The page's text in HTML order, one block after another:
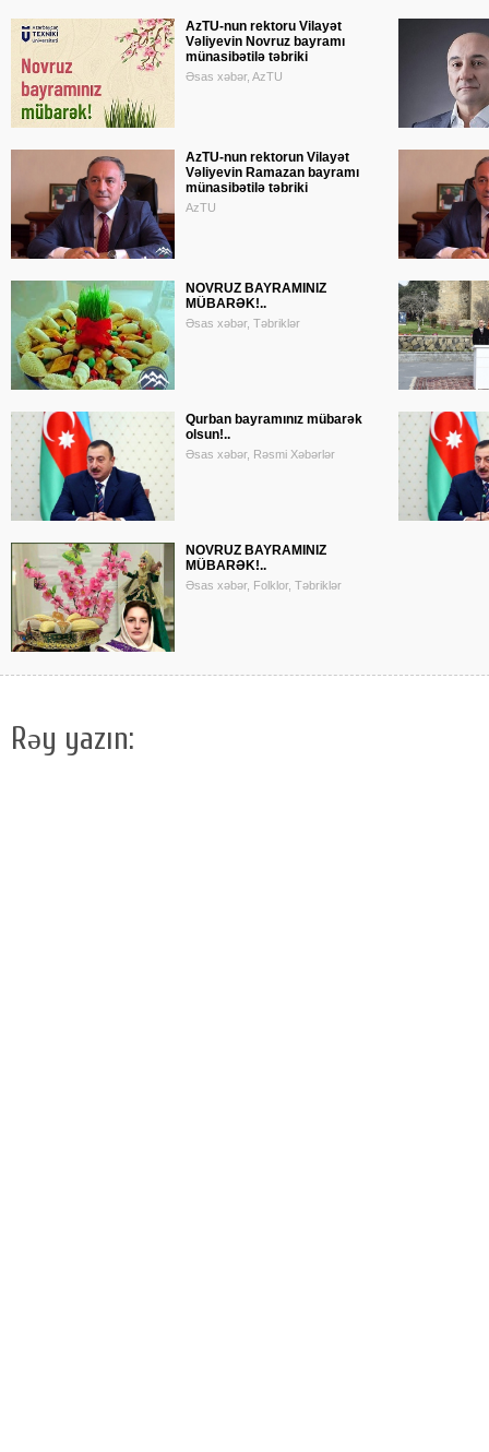
AzTU-nun rektoru Vilayət
Vəliyevin Novruz bayramı
münasibətilə təbriki
Əsas xəbər, AzTU
AzTU-nun rektorun Vilayət
Vəliyevin Ramazan bayramı
münasibətilə təbriki
AzTU
NOVRUZ BAYRAMINIZ
MÜBARƏK!..
Əsas xəbər, Təbriklər
Qurban bayramınız mübarək
olsun!..
Əsas xəbər, Rəsmi Xəbərlər
NOVRUZ BAYRAMINIZ
MÜBARƏK!..
Əsas xəbər, Folklor, Təbriklər
Rəy yazın: